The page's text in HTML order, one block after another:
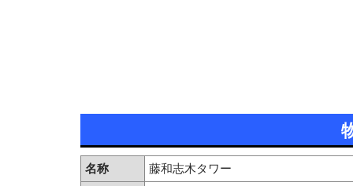
名称
藤和志木タワー